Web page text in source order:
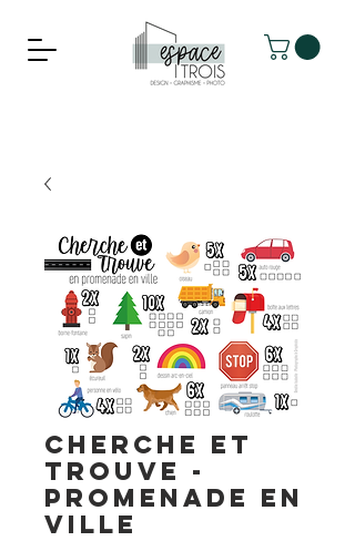
CHERCHE ET
TROUVE -
Promenade en
ville